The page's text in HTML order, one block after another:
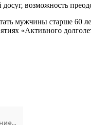
возможность
мужчины старше 60
«Активного